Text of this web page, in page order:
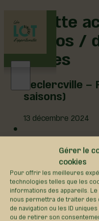
Gérer le
cookies
Pour offrir les meilleures
technologies telles que les
informations des appareils.
nous permettra de traiter
de navigation ou les ID
ou de retirer son
Étiquette
de repos /
toilettes
Leclercville –
saisons)
13 décembre 2024